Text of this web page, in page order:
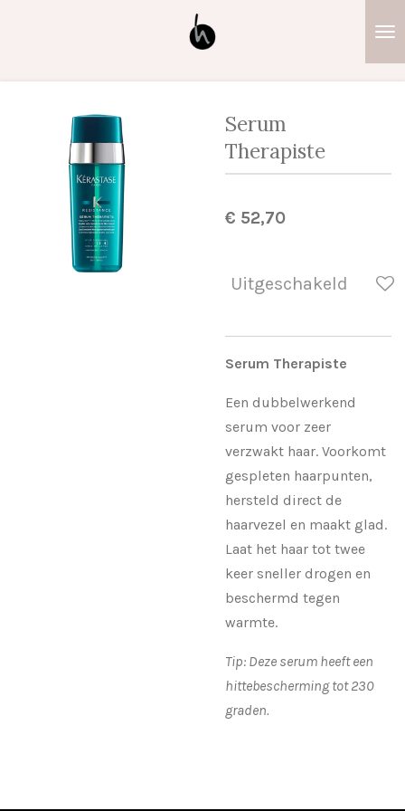
hoofdinhoud
Serum
Therapiste
€ 52,70
Uitgeschakeld
Serum Therapiste
Een dubbelwerkend
serum voor zeer
verzwakt haar. Voorkomt
gespleten haarpunten,
hersteld direct de
haarvezel en maakt glad.
Laat het haar tot twee
keer sneller drogen en
beschermd tegen
warmte.
Tip: Deze serum heeft een
hittebescherming tot 230
graden.